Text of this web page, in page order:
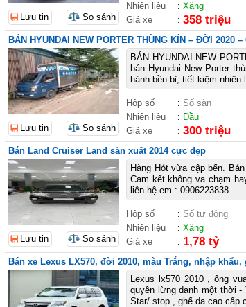
Nhiên liệu
: Xăng
Giá xe
: 358 triệu
Lưu tin So sánh
BÁN HYUNDAI NEW PORTER THÙNG KÍN – ĐỜI 2020
BÁN HYUNDAI NEW
bán Hyundai New Porter
hành bền bỉ, tiết kiệm
Hộp số : Số sàn
Nhiên liệu
: Dầu
Giá xe
: 300 triệu
Lưu tin So sánh
Bán Land Cruiser Land sản xuất 2014 cực đẹp
Hàng Hót vừa cập bến.
Cam kết không va chạm
liên hệ em : 0906223838...
Hộp số : Số tự động
Nhiên liệu
: Xăng
Giá xe
: 1,78 tỷ
Lưu tin So sánh
Bán xe Lexus LX570, đời 2010, màu Trắng, nhập khẩu,
Lexus lx570 2010 , ông
quyền lừng danh một thời -
Star/ stop , ghế da cao cấp